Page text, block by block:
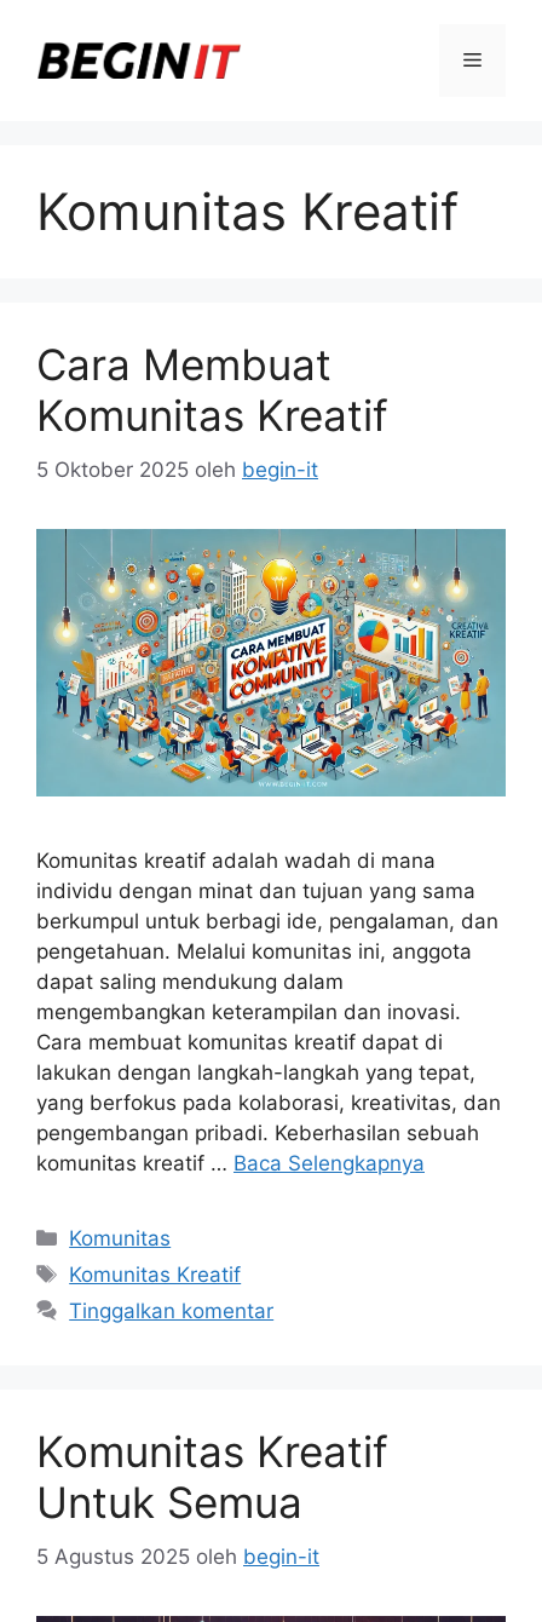
Menu
Komunitas Kreatif
Cara Membuat
Komunitas Kreatif
5 Oktober 2025 oleh begin-it
Komunitas kreatif adalah wadah di mana
individu dengan minat dan tujuan yang sama
berkumpul untuk berbagi ide, pengalaman, dan
pengetahuan. Melalui komunitas ini, anggota
dapat saling mendukung dalam
mengembangkan keterampilan dan inovasi.
Cara membuat komunitas kreatif dapat di
lakukan dengan langkah-langkah yang tepat,
yang berfokus pada kolaborasi, kreativitas, dan
pengembangan pribadi. Keberhasilan sebuah
komunitas kreatif … Baca Selengkapnya
Kategori
Komunitas
Tag
Komunitas Kreatif
Tinggalkan komentar
Komunitas Kreatif
Untuk Semua
5 Agustus 2025 oleh begin-it